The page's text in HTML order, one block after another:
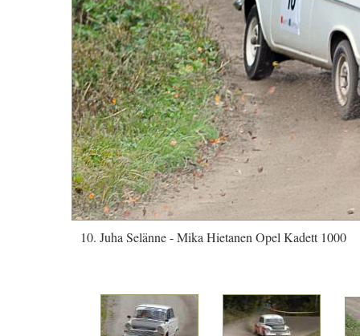
10. Juha Selänne - Mika Hietanen Opel Kadett 1000